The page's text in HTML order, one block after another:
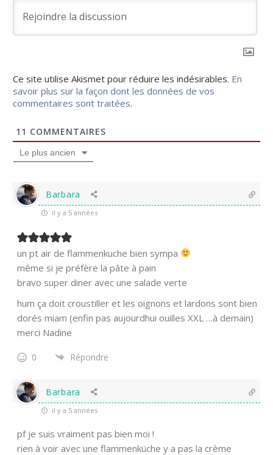
Ce site utilise Akismet pour réduire les indésirables. En
savoir plus sur la façon dont les données de vos
commentaires sont traitées.
11 COMMENTAIRES
Le plus ancien
Barbara
il y a 5 années
un pt air de flammenkuche bien sympa
même si je préfère la pâte à pain
bravo super diner avec une salade verte
hum ça doit croustiller et les oignons et lardons sont bien
dorés miam (enfin pas aujourdhui ouilles XXL …à demain)
merci Nadine
0 Répondre
Barbara
il y a 5 années
pf je suis vraiment pas bien moi !
rien à voir avec une flammenküche y a pas la crème